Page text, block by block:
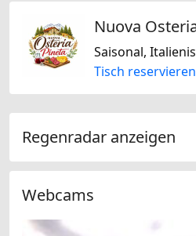
Tisch reservieren
Regenradar anzeigen
Webcams